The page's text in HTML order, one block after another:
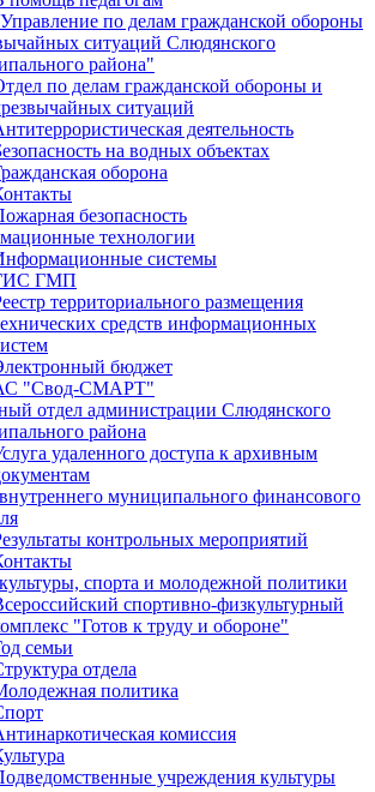
по делам гражданской обороны
ситуаций Слюдянского
района"
по делам гражданской обороны и
ситуаций
деятельность
на водных объектах
оборона
безопасность
технологии
системы
ГМП
территориального размещения
средств информационных
бюджет
"Свод-СМАРТ"
отдел администрации Слюдянского
района
удаленного доступа к архивным
муниципального финансового
контрольных мероприятий
спорта и молодежной политики
спортивно-физкультурный
"Готов к труду и обороне"
семьи
отдела
политика
комиссия
учреждения культуры